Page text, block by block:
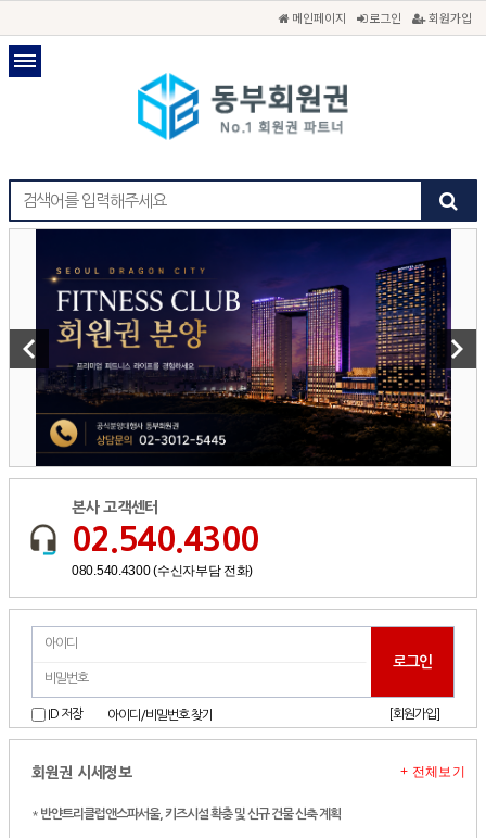
메인페이지 로그인 회원가입
keyboard_arrow_left keyboard_arrow_right
본사 고객센터
02.540.4300
080.540.4300 (수신자부담 전화)
ID 저장 아이디/비밀번호 찾기 [회원가입]
회원권 시세정보
* 반얀트리클럽앤스파서울, 키즈시설 확충 및 신규 건물 신축 계획
+ 전체보기